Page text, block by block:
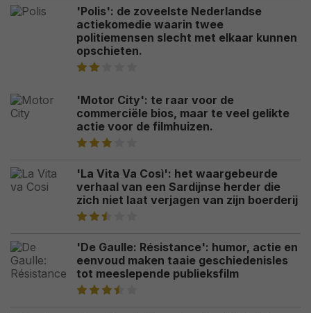
'Polis': de zoveelste Nederlandse
actiekomedie waarin twee
politiemensen slecht met elkaar kunnen
opschieten.
'Motor City': te raar voor de
commerciële bios, maar te veel gelikte
actie voor de filmhuizen.
'La Vita Va Così': het waargebeurde
verhaal van een Sardijnse herder die
zich niet laat verjagen van zijn boerderij
'De Gaulle: Résistance': humor, actie en
eenvoud maken taaie geschiedenisles
tot meeslepende publieksfilm